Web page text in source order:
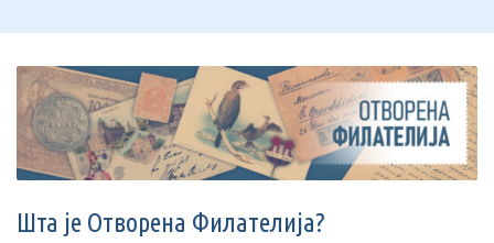
Шта је Отворена Филателија?